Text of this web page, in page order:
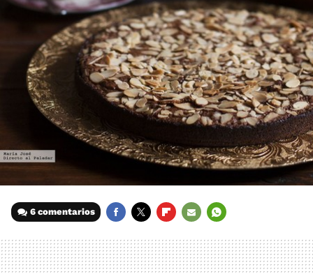
6 comentarios
MAIL